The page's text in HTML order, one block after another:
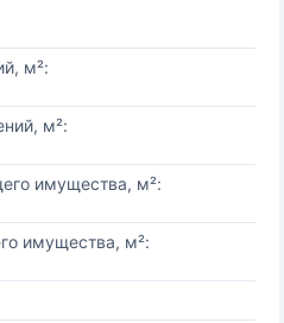
м²:
м²:
имущества, м²:
имущества, м²: